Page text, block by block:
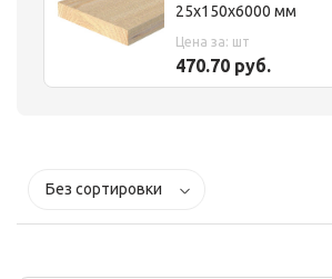
25x150x6000 мм
Цена за: шт
470.70 руб.
Без сортировки